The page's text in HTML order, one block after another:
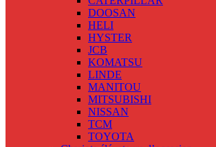
DOOSAN
HELI
HYSTER
JCB
KOMATSU
LINDE
MANITOU
MITSUBISHI
NISSAN
TCM
TOYOTA